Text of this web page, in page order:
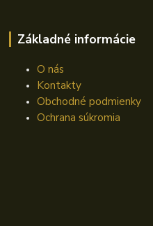
Základné informácie
O nás
Kontakty
Obchodné podmienky
Ochrana súkromia